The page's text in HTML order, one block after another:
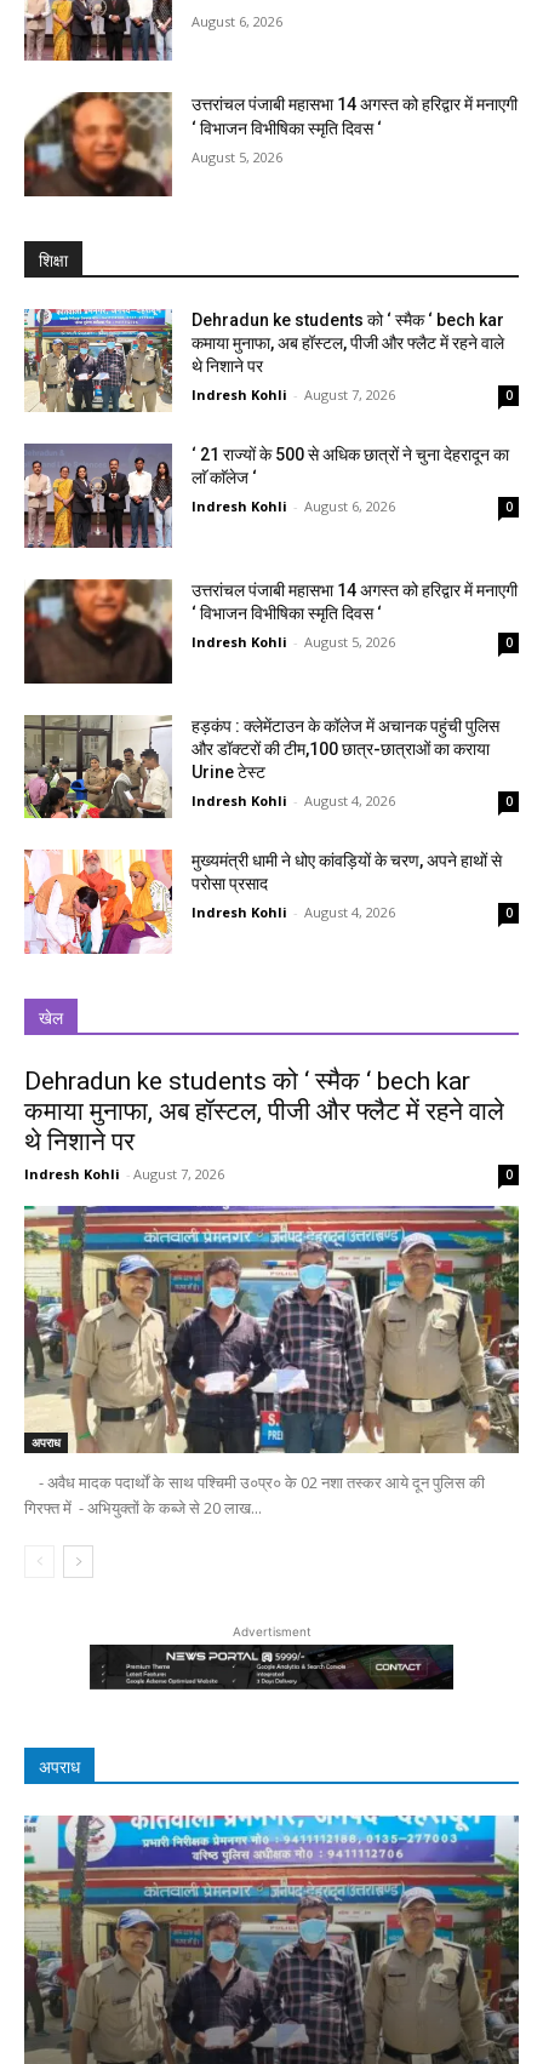
August 6, 2026
उत्तरांचल पंजाबी महासभा 14 अगस्त को हरिद्वार में मनाएगी
‘ विभाजन विभीषिका स्मृति दिवस ‘
August 5, 2026
शिक्षा
Dehradun ke students को ‘ स्मैक ‘ bech kar
कमाया मुनाफा, अब हॉस्टल, पीजी और फ्लैट में रहने वाले
थे निशाने पर
Indresh Kohli - August 7, 2026 0
‘ 21 राज्यों के 500 से अधिक छात्रों ने चुना देहरादून का
लाॅ काॅलेज ‘
Indresh Kohli - August 6, 2026 0
उत्तरांचल पंजाबी महासभा 14 अगस्त को हरिद्वार में मनाएगी
‘ विभाजन विभीषिका स्मृति दिवस ‘
Indresh Kohli - August 5, 2026 0
हड़कंप : क्लेमेंटाउन के कॉलेज में अचानक पहुंची पुलिस
और डॉक्टरों की टीम,100 छात्र-छात्राओं का कराया
Urine टेस्ट
Indresh Kohli - August 4, 2026 0
मुख्यमंत्री धामी ने धोए कांवड़ियों के चरण, अपने हाथों से
परोसा प्रसाद
Indresh Kohli - August 4, 2026 0
खेल
Dehradun ke students को ‘ स्मैक ‘ bech kar
कमाया मुनाफा, अब हॉस्टल, पीजी और फ्लैट में रहने वाले
थे निशाने पर
Indresh Kohli - August 7, 2026 0
अपराध
- अवैध मादक पदार्थों के साथ पश्चिमी उ०प्र० के 02 नशा तस्कर आये दून पुलिस की
गिरफ्त में - अभियुक्तों के कब्जे से 20 लाख...
Advertisment
अपराध